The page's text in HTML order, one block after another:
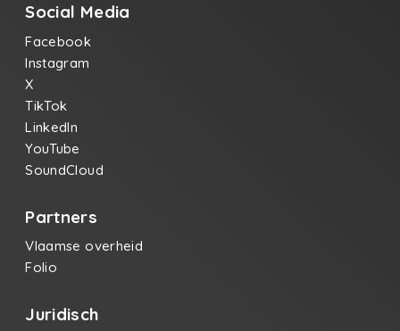
Social Media
Facebook
Instagram
X
TikTok
LinkedIn
YouTube
SoundCloud
Partners
Vlaamse overheid
Folio
Juridisch